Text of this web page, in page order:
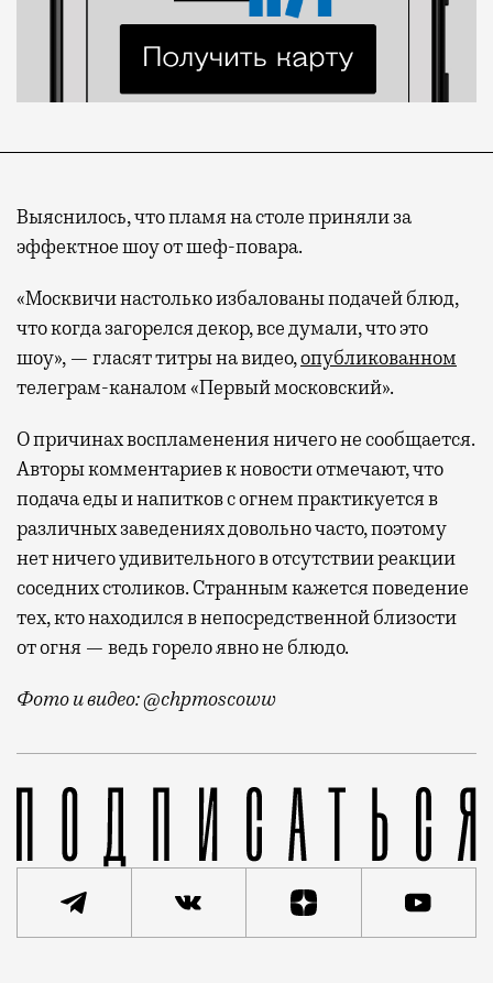
Выяснилось, что пламя на столе приняли за
эффектное шоу от шеф-повара.
«Москвичи настолько избалованы подачей блюд,
что когда загорелся декор, все думали, что это
шоу», — гласят титры на видео,опубликованном
телеграм-каналом «Первый московский».
О причинах воспламенения ничего не сообщается.
Авторы комментариев к новости отмечают, что
подача еды и напитков с огнем практикуется в
различных заведениях довольно часто, поэтому
нет ничего удивительного в отсутствии реакции
соседних столиков. Странным кажется поведение
тех, кто находился в непосредственной близости
от огня — ведь горело явно не блюдо.
Фото и видео: @chpmoscoww
Гости московской «Сыроварни» не придали